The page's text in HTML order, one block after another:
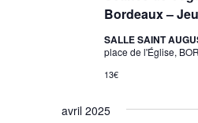
Bordeaux –
SALLE SAINT
place de l'Église,
13€
avril 2025